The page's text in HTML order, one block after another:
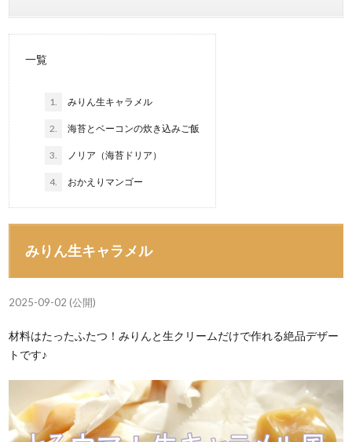
一覧
1. みりん生キャラメル
2. 海苔とベーコンの炊き込みご飯
3. ノリア（海苔ドリア）
4. おかえりマンゴー
みりん生キャラメル
2025-09-02 (公開)
材料はたったふたつ！みりんと生クリームだけで作れる絶品デザー
トです♪